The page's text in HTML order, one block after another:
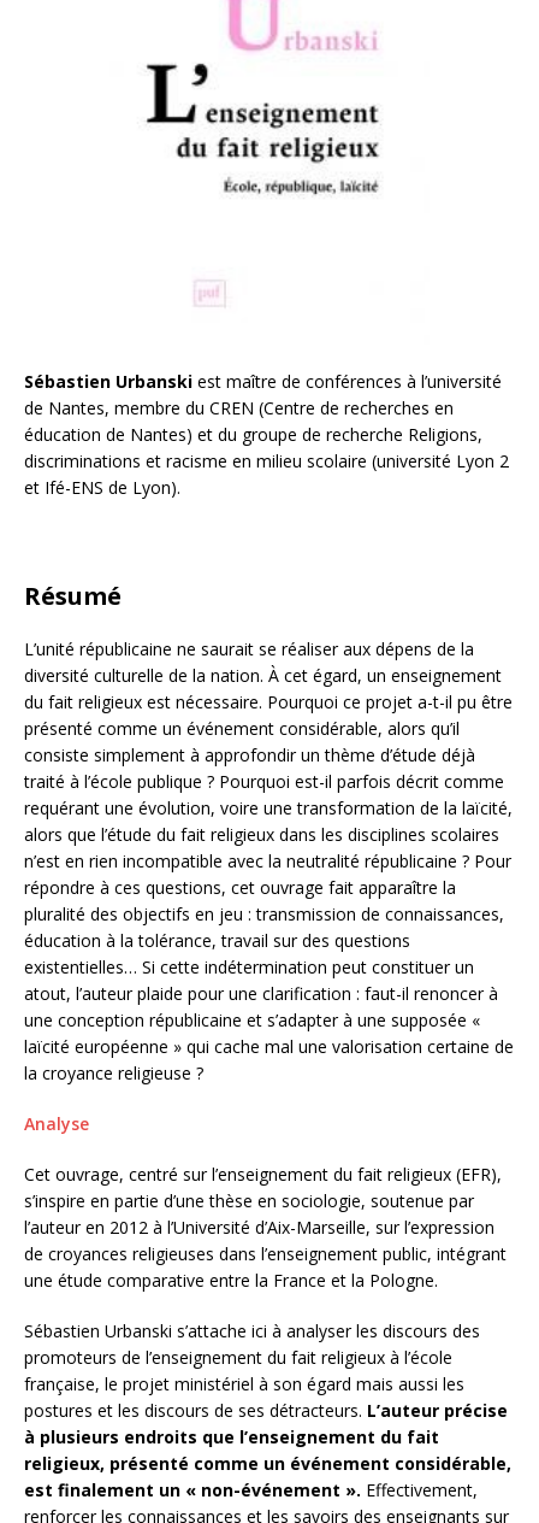
Sébastien Urbanski est maître de conférences à l’université
de Nantes, membre du CREN (Centre de recherches en
éducation de Nantes) et du groupe de recherche Religions,
discriminations et racisme en milieu scolaire (université Lyon 2
et Ifé-ENS de Lyon).
Résumé
L’unité républicaine ne saurait se réaliser aux dépens de la
diversité culturelle de la nation. À cet égard, un enseignement
du fait religieux est nécessaire. Pourquoi ce projet a-t-il pu être
présenté comme un événement considérable, alors qu’il
consiste simplement à approfondir un thème d’étude déjà
traité à l’école publique ? Pourquoi est-il parfois décrit comme
requérant une évolution, voire une transformation de la laïcité,
alors que l’étude du fait religieux dans les disciplines scolaires
n’est en rien incompatible avec la neutralité républicaine ? Pour
répondre à ces questions, cet ouvrage fait apparaître la
pluralité des objectifs en jeu : transmission de connaissances,
éducation à la tolérance, travail sur des questions
existentielles… Si cette indétermination peut constituer un
atout, l’auteur plaide pour une clarification : faut-il renoncer à
une conception républicaine et s’adapter à une supposée «
laïcité européenne » qui cache mal une valorisation certaine de
la croyance religieuse ?
Analyse
Cet ouvrage, centré sur l’enseignement du fait religieux (EFR),
s’inspire en partie d’une thèse en sociologie, soutenue par
l’auteur en 2012 à l’Université d’Aix-Marseille, sur l’expression
de croyances religieuses dans l’enseignement public, intégrant
une étude comparative entre la France et la Pologne.
Sébastien Urbanski s’attache ici à analyser les discours des
promoteurs de l’enseignement du fait religieux à l’école
française, le projet ministériel à son égard mais aussi les
postures et les discours de ses détracteurs. L’auteur précise
à plusieurs endroits que l’enseignement du fait
religieux, présenté comme un événement considérable,
est finalement un « non-événement ». Effectivement,
renforcer les connaissances et les savoirs des enseignants sur